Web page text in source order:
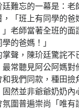
難忘的一幕是：老
「班上有同學的爸
老師當著全班的面
的爸媽！」
聲，陳玠廷驚詫不
常聽見阿公阿媽對
我們同款，種田撿
然並非爺爺奶奶內
圍普遍崇尚「唯有